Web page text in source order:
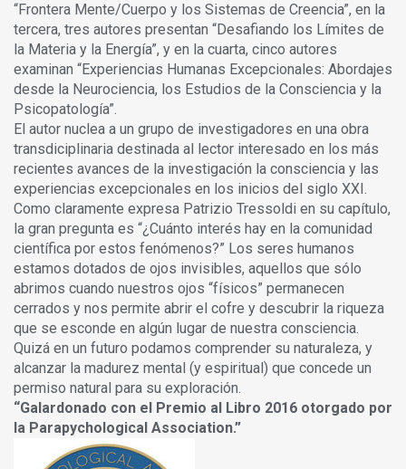
“Frontera Mente/Cuerpo y los Sistemas de Creencia”, en la
tercera, tres autores presentan “Desafiando los Límites de
la Materia y la Energía”, y en la cuarta, cinco autores
examinan “Experiencias Humanas Excepcionales: Abordajes
desde la Neurociencia, los Estudios de la Consciencia y la
Psicopatología”.
El autor nuclea a un grupo de investigadores en una obra
transdiciplinaria destinada al lector interesado en los más
recientes avances de la investigación la consciencia y las
experiencias excepcionales en los inicios del siglo XXI.
Como claramente expresa Patrizio Tressoldi en su capítulo,
la gran pregunta es “¿Cuánto interés hay en la comunidad
científica por estos fenómenos?” Los seres humanos
estamos dotados de ojos invisibles, aquellos que sólo
abrimos cuando nuestros ojos “físicos” permanecen
cerrados y nos permite abrir el cofre y descubrir la riqueza
que se esconde en algún lugar de nuestra consciencia.
Quizá en un futuro podamos comprender su naturaleza, y
alcanzar la madurez mental (y espiritual) que concede un
permiso natural para su exploración.
“Galardonado con el Premio al Libro 2016 otorgado por
la Parapychological Association.”